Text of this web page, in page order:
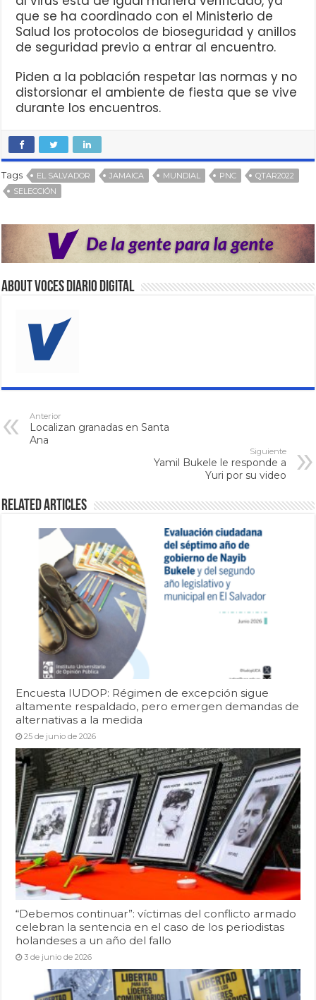
que se ha coordinado con el Ministerio de
Salud los protocolos de bioseguridad y anillos
de seguridad previo a entrar al encuentro.
Piden a la población respetar las normas y no
distorsionar el ambiente de fiesta que se vive
durante los encuentros.
Tags EL SALVADOR JAMAICA MUNDIAL PNC
QTAR2022
SELECCIÓN
About VOCES Diario digital
Anterior
Localizan granadas en Santa
Ana
Siguiente
Yamil Bukele le responde a
Yuri por su video
Related Articles
Encuesta IUDOP: Régimen de excepción sigue
altamente respaldado, pero emergen demandas de
alternativas a la medida
25 de junio de 2026
“Debemos continuar”: víctimas del conflicto armado
celebran la sentencia en el caso de los periodistas
holandeses a un año del fallo
3 de junio de 2026